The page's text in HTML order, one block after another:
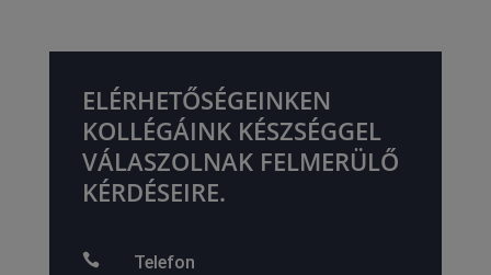
ELÉRHETŐSÉGEINKEN
KOLLÉGÁINK KÉSZSÉGGEL
VÁLASZOLNAK FELMERÜLŐ
KÉRDÉSEIRE.
 Telefon